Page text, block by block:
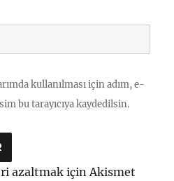
kullanılması için adım, e-
bu tarayıcıya kaydedilsin.
azaltmak için Akismet